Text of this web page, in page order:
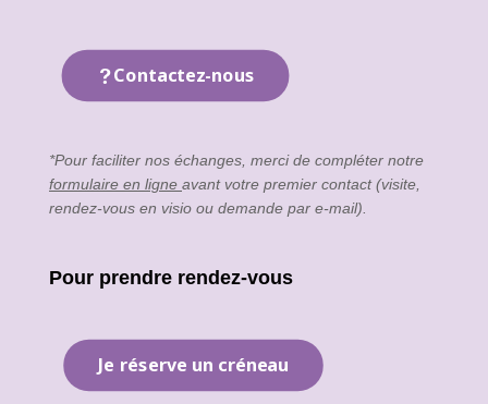
Contactez-nous
*Pour faciliter nos échanges, merci de compléter notre
formulaire en ligne avant votre premier contact (visite,
rendez-vous en visio ou demande par e-mail).
Pour prendre rendez-vous
Je réserve un créneau